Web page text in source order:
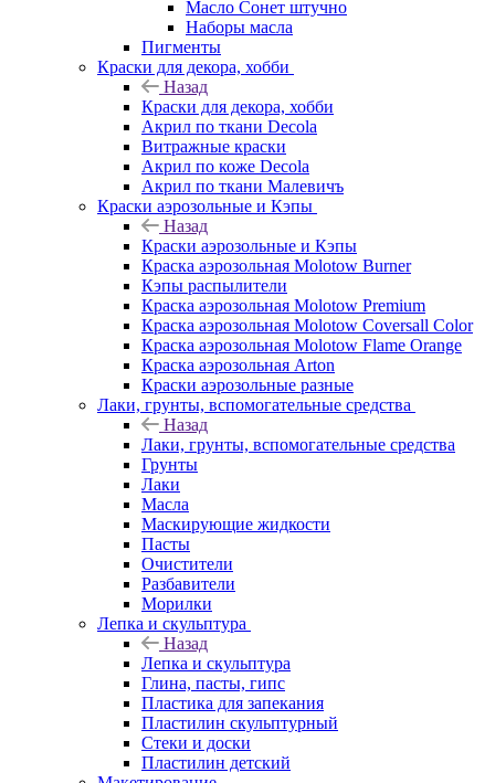
Масло Сонет штучно
Наборы масла
Пигменты
Краски для декора, хобби
Назад
Краски для декора, хобби
Акрил по ткани Decola
Витражные краски
Акрил по коже Decola
Акрил по ткани Малевичъ
Краски аэрозольные и Кэпы
Назад
Краски аэрозольные и Кэпы
Краска аэрозольная Molotow Burner
Кэпы распылители
Краска аэрозольная Molotow Premium
Краска аэрозольная Molotow Coversall Color
Краска аэрозольная Molotow Flame Orange
Краска аэрозольная Arton
Краски аэрозольные разные
Лаки, грунты, вспомогательные средства
Назад
Лаки, грунты, вспомогательные средства
Грунты
Лаки
Масла
Маскирующие жидкости
Пасты
Очистители
Разбавители
Морилки
Лепка и скульптура
Назад
Лепка и скульптура
Глина, пасты, гипс
Пластика для запекания
Пластилин скульптурный
Стеки и доски
Пластилин детский